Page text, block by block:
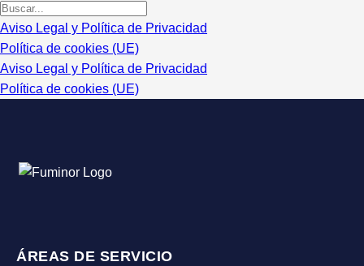
Aviso Legal y Política de Privacidad
Política de cookies (UE)
Aviso Legal y Política de Privacidad
Política de cookies (UE)
ÁREAS DE SERVICIO